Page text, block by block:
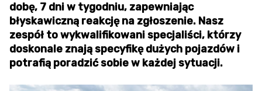
dobę, 7 dni w tygodniu, zapewniając
błyskawiczną reakcję na zgłoszenie. Nasz
zespół to wykwalifikowani specjaliści, którzy
doskonale znają specyfikę dużych pojazdów i
potrafią poradzić sobie w każdej sytuacji.